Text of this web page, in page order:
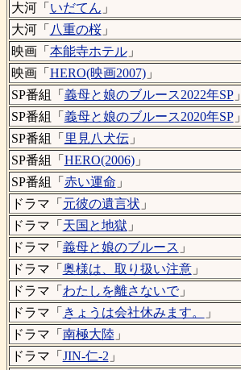
大河「 いだてん 」
大河「 八重の桜」
映画「 本能寺ホテル」
映画「 HERO(映画2007)」
SP番組「 義母と娘のブルース2022年SP」
SP番組「 義母と娘のブルース2020年SP」
SP番組「 里見八犬伝」
SP番組「 HERO(2006)」
SP番組「 赤い運命 」
ドラマ「 元彼の遺言状 」
ドラマ「 天国と地獄 」
ドラマ「 義母と娘のブルース 」
ドラマ「 奥様は、取り扱い注意」
ドラマ「 わたしを離さないで」
ドラマ「 きょうは会社休みます。 」
ドラマ「 南極大陸」
ドラマ「 JIN-仁-2 」